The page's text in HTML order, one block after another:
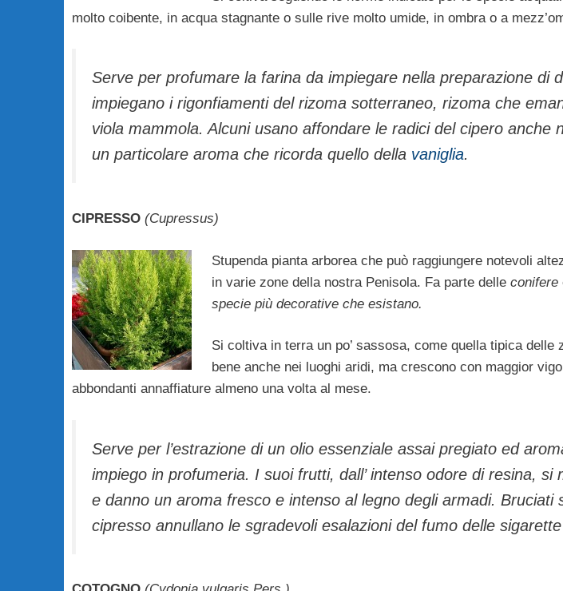
molto coibente, in acqua stagnante o sulle rive molto umide, in ombra o a
Serve per profumare la farina da impiegare nella preparazione di
impiegano i rigonfiamenti del rizoma sotter­raneo, rizoma che
viola mammola. Alcuni usano affondare le radici del ciperoanche
un particolare aroma che ricorda quello della vaniglia.
CIPRESSO (Cupressus)
Stupenda pianta arborea che può raggiunge­re notevoli
in varie zone della nostra Penisola. Fa parte delle conifere
specie più decorative che esistano.
Si coltiva in terra un po’ sassosa, come quella tipica delle
bene anche nei luoghi aridi, ma crescono con maggior
abbondanti annaffiature almeno una volta al mese.
Serve per l’estrazione di un olio essenziale assai pregiato ed
impiego in profumeria. I suoi frutti, dall’ intenso odore di resina, si
e danno un aroma fresco e inten­so al legno degli armadi. Bruciati
cipresso annullano le sgradevoli esalazioni del fumo delle